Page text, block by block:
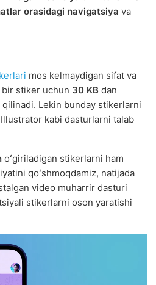
orasidagi navigatsiya va
mos kelmaydigan sifat va
bir stiker uchun 30 KB dan
qilinadi. Lekin bunday stikerlarni
kabi dasturlarni talab
oʻgiriladigan stikerlarni ham
qoʻshmoqdamiz, natijada
video muharrir dasturi
stikerlarni oson yaratishi